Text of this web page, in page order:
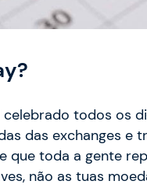
todos os
das exchanges e
que toda a gente
não as tuas